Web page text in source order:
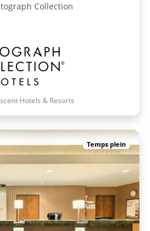
Collection
Hotels & Resorts
Temps plein